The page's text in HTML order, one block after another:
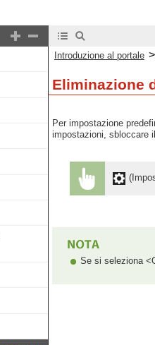
Introduzione al portale >
Eliminazione
Per impostazione
impostazioni, sbloccare
Se si seleziona